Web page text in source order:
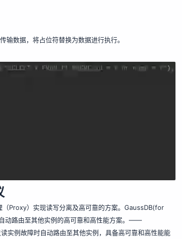
数据，将占位符替换为数据进行执行。
（Proxy）实现读写分离及高可靠的方案。GaussDB(for
动路由至其他实例的高可靠和高性能方案。——
实例故障时自动路由至其他实例，具备高可靠和高性能能